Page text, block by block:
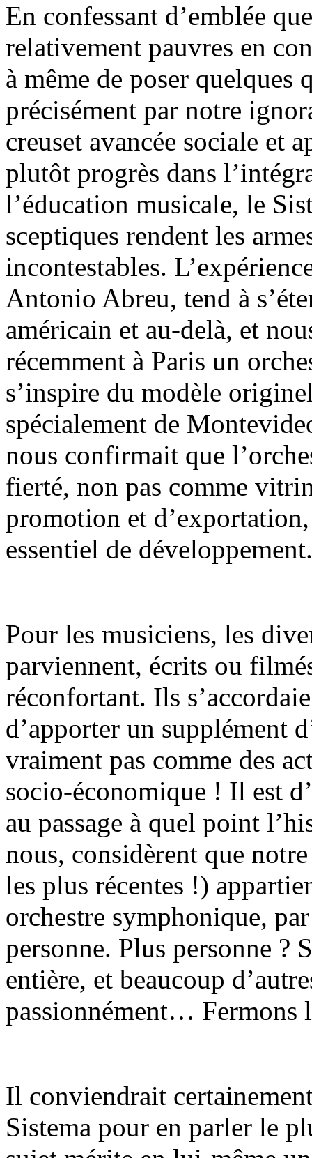
En confessant d’emblée
relativement pauvres en
à même de poser quelques
précisément par notre
creuset avancée sociale et
plutôt progrès dans
l’éducation musicale, le
sceptiques rendent les
incontestables.
Antonio Abreu, tend à
américain et au-delà, et
récemment à Paris un
s’inspire du modèle
spécialement de
nous confirmait que
fierté, non pas comme
promotion et
essentiel de développement.
Pour les musiciens, les
parviennent, écrits ou
réconfortant. Ils
d’apporter un supplément
vraiment pas comme des
socio-économique ! Il est
au passage à quel point
nous, considèrent que
les plus récentes !)
orchestre symphonique,
personne. Plus personne ?
entière, et beaucoup
passionnément… Fermons
Il conviendrait
Sistema pour en parler le